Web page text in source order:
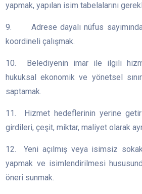
yapmak, yapılan isim tabelalarını
9. Adrese dayalı nüfus
koordineli çalışmak.
10. Belediyenin imar ile ilgili
hukuksal ekonomik ve yönetsel
saptamak.
11. Hizmet hedeflerinin yerine
girdileri, çeşit, miktar, maliyet olarak
12. Yeni açılmış veya isimsiz
yapmak ve isimlendirilmesi
öneri sunmak.